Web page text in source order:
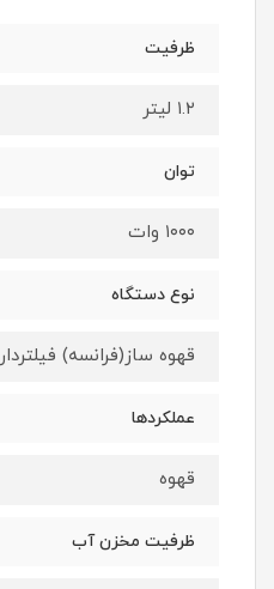
ظرفیت
۱.۲ لیتر
توان
۱۰۰۰ وات
نوع دستگاه
قهوه ساز(فرانسه) فیلتردار
عملکردها
قهوه
ظرفیت مخزن آب